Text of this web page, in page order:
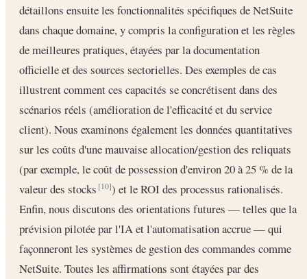
détaillons ensuite les fonctionnalités spécifiques de NetSuite
dans chaque domaine, y compris la configuration et les règles
de meilleures pratiques, étayées par la documentation
officielle et des sources sectorielles. Des exemples de cas
illustrent comment ces capacités se concrétisent dans des
scénarios réels (amélioration de l'efficacité et du service
client). Nous examinons également les données quantitatives
sur les coûts d'une mauvaise allocation/gestion des reliquats
(par exemple, le coût de possession d'environ 20 à 25 % de la
valeur des stocks[10]) et le ROI des processus rationalisés.
Enfin, nous discutons des orientations futures — telles que la
prévision pilotée par l'IA et l'automatisation accrue — qui
façonneront les systèmes de gestion des commandes comme
NetSuite. Toutes les affirmations sont étayées par des